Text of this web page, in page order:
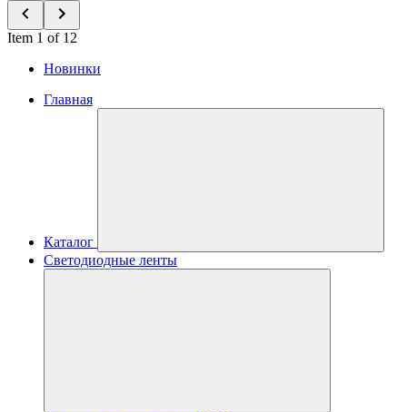
Item 1 of 12
Новинки
Главная
Каталог
Светодиодные ленты